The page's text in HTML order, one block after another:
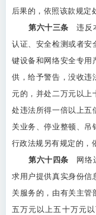
后果的，依照该款规定
第六十三条 违反
认证、安全检测或者安
键设备和网络安全专用
供，给予警告，没收违
元的，并处二万元以上
处违法所得一倍以上五
关业务、停业整顿、吊
行政法规另有规定的，
第六十四条 网络
求用户提供真实身份信
关服务的，由有关主管
五万元以上五十万元